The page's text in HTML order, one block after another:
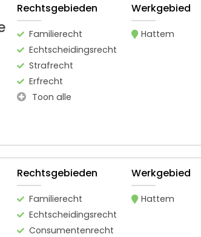
Rechtsgebieden
Familierecht
Echtscheidingsrecht
Strafrecht
Erfrecht
Toon alle
Werkgebied
Hattem
Rechtsgebieden
Familierecht
Echtscheidingsrecht
Consumentenrecht
Werkgebied
Hattem